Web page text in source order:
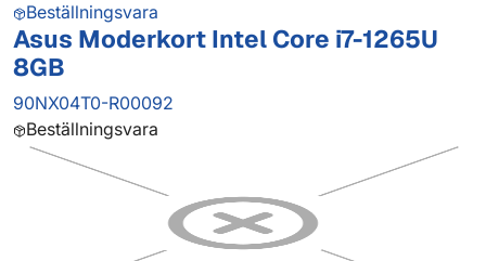
Beställningsvara
Asus Moderkort Intel Core i7-1265U
8GB
90NX04T0-R00092
Beställningsvara